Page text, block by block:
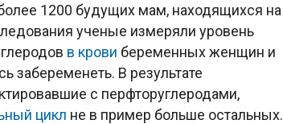
1200 будущих мам, находящихся на
ученые измеряли уровень
в крови беременных женщин и
забеременеть. В результате
с перфторуглеродами,
цикл не в пример больше остальных.